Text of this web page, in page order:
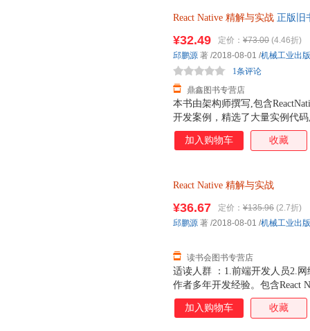
适合移动App开发人员，深入学
下载，地址是https://github.com/
React Native 精解与实战 正版旧
本书由架构师撰写,包含
开发案例，精选了大量实例代
分，第1部分“入门”包括第1~9
法；第2部分“进阶”包括第
开发人员，深入学习
https://github.com/ParryQiu/
¥32.49 定价： ¥73.00 (4.46折)
鼎鑫图书专营店
1条评论
邱鹏源 著 /2018-08-01 /机械工业出
加入购物车 收藏
React Native 精解与实战
适读人群 ：1.前端开发人员2.
作者多年开发经验。包含React
合开发案例，精选了大量实例
¥36.67 定价： ¥135.96 (2.7折)
读书会图书专营店
邱鹏源 著 /2018-08-01 /机械工业出
加入购物车 收藏